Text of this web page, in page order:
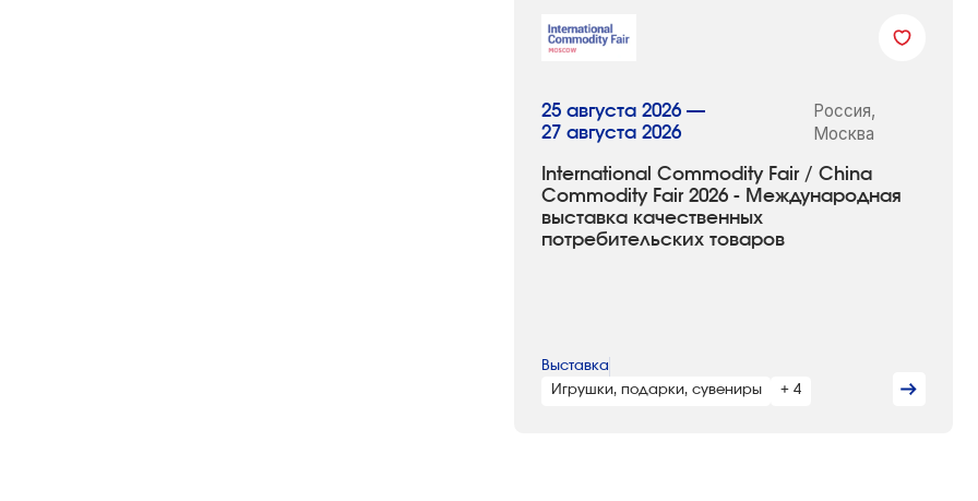
International Commodity Fair / China
Commodity Fair 2026 - Международная
выставка качественных
потребительских товаров
25 августа 2026 —
27 августа 2026
Россия,
Москва
Выставка
Игрушки, подарки, сувениры
+ 4